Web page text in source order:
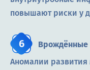
повышают риски у
Врождённые
Аномалии развития